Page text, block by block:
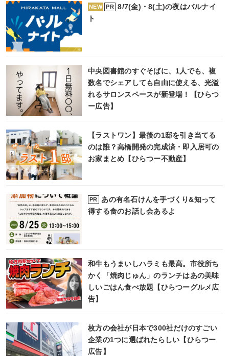
NEW PR
8/7(金)・8(土)の夜はバルナイ
ト
中央図書館のすぐそばに、1人でも、複
数名でシェアしても自由に使える、光溢
れるサロンスペースが新登場！【ひらつ
ー広告】
【ラストワン】最後の1邸を引き当てる
のは誰？高橋開発の完成済・即入居可の
お家まとめ【ひらつー不動産】
PR
あの有名石けんを手づくり&知って
得する食のお話し会あるよ
和牛もうまいしハラミも最高。市役所ち
かく「焼肉じゅん」のランチはあの美味
しいごはん食べ放題【ひらつーグルメ広
告】
枚方の会社が日本で300社だけのすごい
企業の1つに選ばれたらしい【ひらつー
広告】